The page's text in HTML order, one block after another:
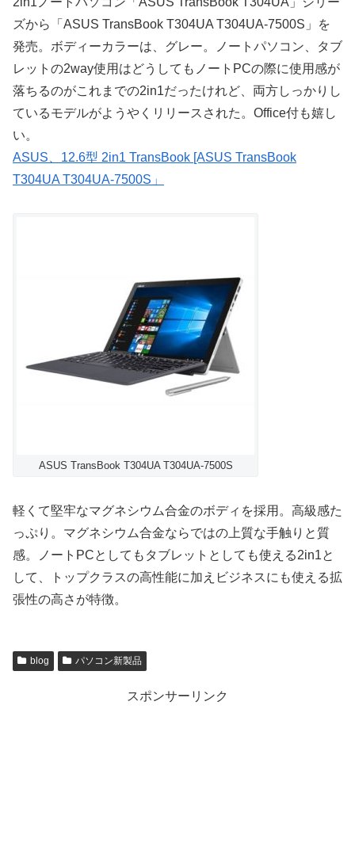
ズから「ASUS TransBook T304UA T304UA-7500S」を
発売。ボディーカラーは、グレー。ノートパソコン、タブ
レットの2way使用はどうしてもノートPCの際に使用感が
落ちるのがこれまでの2in1だったけれど、両方しっかりし
ているモデルがようやくリリースされた。Office付も嬉し
い。
ASUS、12.6型 2in1 TransBook [ASUS TransBook
T304UA T304UA-7500S」
ASUS TransBook T304UA T304UA-7500S
軽くて堅牢なマグネシウム合金のボディを採用。高級感た
っぷり。マグネシウム合金ならではの上質な手触りと質
感。ノートPCとしてもタブレットとしても使える2in1と
して、トップクラスの高性能に加えビジネスにも使える拡
張性の高さが特徴。
blog パソコン新製品
スポンサーリンク